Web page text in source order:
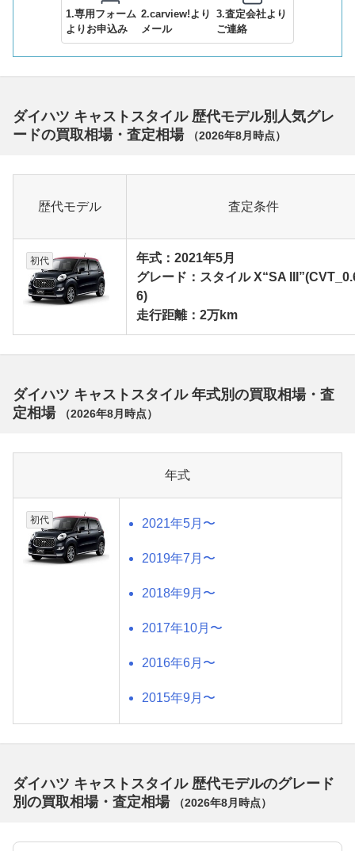
1.専用フォーム
よりお申込み
2.carview!より
メール
3.査定会社より
ご連絡
ダイハツ キャストスタイル 歴代モデル別人気グレ
ードの買取相場・査定相場
（2026年8月 時点）
歴代モデル 査定条件
初代
年式：2021年5月
グレード：スタイル X“SA
6)
走行距離：2万km
ダイハツ キャストスタイル 年式別の買取相場・査
定相場
（2026年8月 時点）
年式
初代 2021年5月〜
2019年7月〜
2018年9月〜
2017年10月〜
2016年6月〜
2015年9月〜
ダイハツ キャストスタイル 歴代モデルのグレード
別の買取相場・査定相場
（2026年8月 時点）